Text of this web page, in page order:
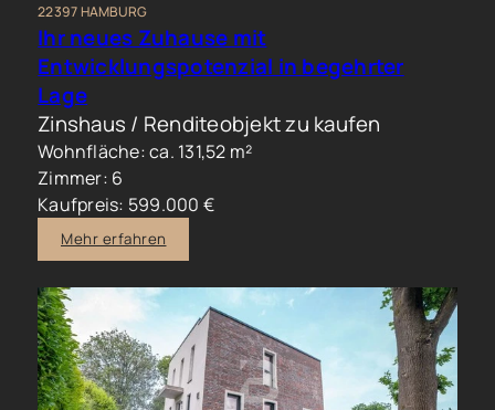
22397 HAMBURG
Ihr neues Zuhause mit
Entwicklungspotenzial in begehrter
Lage
Zinshaus / Renditeobjekt zu kaufen
Wohnfläche: ca. 131,52 m²
Zimmer: 6
Kaufpreis: 599.000 €
Mehr erfahren